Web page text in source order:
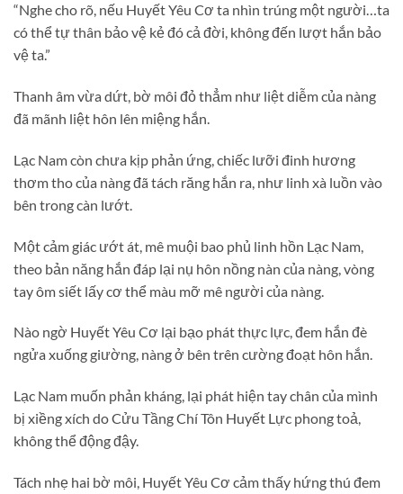
“Nghe cho rõ, nếu Huyết Yêu Cơ ta nhìn trúng một người…ta
có thể tự thân bảo vệ kẻ đó cả đời, không đến lượt hắn bảo
vệ ta.”
Thanh âm vừa dứt, bờ môi đỏ thẳm như liệt diễm của nàng
đã mãnh liệt hôn lên miệng hắn.
Lạc Nam còn chưa kịp phản ứng, chiếc lưỡi đinh hương
thơm tho của nàng đã tách răng hắn ra, như linh xà luồn vào
bên trong càn lướt.
Một cảm giác ướt át, mê muội bao phủ linh hồn Lạc Nam,
theo bản năng hắn đáp lại nụ hôn nồng nàn của nàng, vòng
tay ôm siết lấy cơ thể màu mỡ mê người của nàng.
Nào ngờ Huyết Yêu Cơ lại bạo phát thực lực, đem hắn đè
ngửa xuống giường, nàng ở bên trên cường đoạt hôn hắn.
Lạc Nam muốn phản kháng, lại phát hiện tay chân của mình
bị xiềng xích do Cửu Tầng Chí Tôn Huyết Lực phong toả,
không thể động đậy.
Tách nhẹ hai bờ môi, Huyết Yêu Cơ cảm thấy hứng thú đem